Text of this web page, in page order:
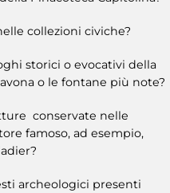
collezioni civiche?
storici o evocativi della
o le fontane più note?
conservate nelle
famoso, ad esempio,
archeologici presenti